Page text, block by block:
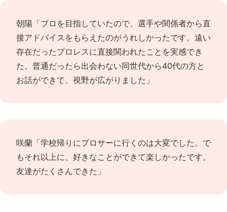
朝陽「プロを目指していたので、選手や関係者から直
接アドバイスをもらえたのがうれしかったです。遠い
存在だったプロレスに直接関われたことを実感でき
た。普通だったら出会わない同世代から40代の方と
お話ができて、視野が広がりました」
咲蘭「学校帰りにプロサーに行くのは大変でした。で
もそれ以上に、好きなことができて楽しかったです。
友達がたくさんできた」